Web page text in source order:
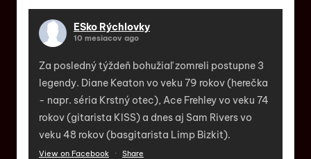
ESko Rýchlovky
10 mesiacov ago
Za posledný týždeň bohužiaľ zomreli postupne 3
legendy. Diane Keaton vo veku 79 rokov (herečka
- napr. séria Krstný otec), Ace Frehley vo veku 74
rokov (gitarista KISS) a dnes aj Sam Rivers vo
veku 48 rokov (basgitarista Limp Bizkit).
View on Facebook · Share